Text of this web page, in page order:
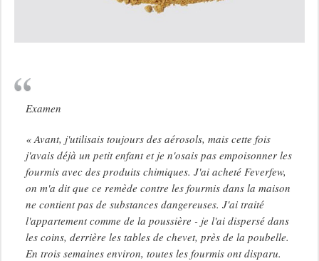
Examen
« Avant, j'utilisais toujours des aérosols, mais cette fois
j'avais déjà un petit enfant et je n'osais pas empoisonner les
fourmis avec des produits chimiques. J'ai acheté Feverfew,
on m'a dit que ce remède contre les fourmis dans la maison
ne contient pas de substances dangereuses. J'ai traité
l'appartement comme de la poussière - je l'ai dispersé dans
les coins, derrière les tables de chevet, près de la poubelle.
En trois semaines environ, toutes les fourmis ont disparu.